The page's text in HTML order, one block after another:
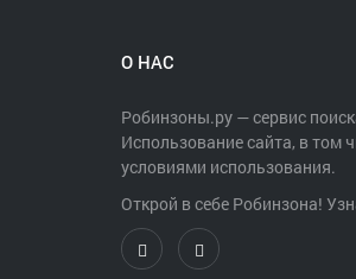
О НАС
Робинзоны.ру — сервис
Использование сайта, в том
условиями использования.
Открой в себе Робинзона!